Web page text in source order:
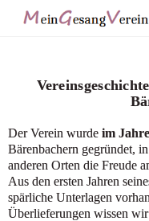
Der Verein wurde im
Bärenbachern gegründet,
anderen Orten die Freude
Aus den ersten Jahren
spärliche Unterlagen
Überlieferungen wissen